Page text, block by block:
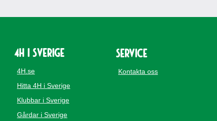
4H i Sverige
4H.se
Hitta 4H i Sverige
Klubbar i Sverige
Gårdar i Sverige
Service
Kontakta oss